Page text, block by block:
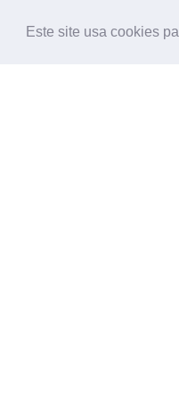
Este site usa cookies